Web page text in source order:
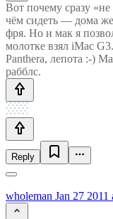
Вот почему сразу
чём сидеть — дома
фря. Но и мак я
молотке взял iMac
Panthera, лепота :-)
рабблс.
Reply
wholeman Jan 27 2011